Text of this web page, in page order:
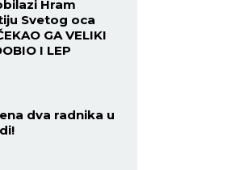
Hram
Svetog oca
GA VELIKI
I LEP
dva radnika u